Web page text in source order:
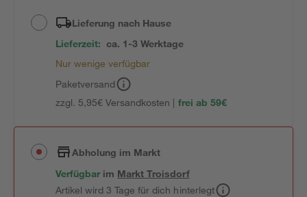
Lieferung nach Hause
Lieferzeit: ca. 1-3 Werktage
Nur wenige verfügbar
Paketversand
zzgl. 5,95€ Versandkosten | frei ab 59€
Abholung im Markt
Verfügbar im MarktTroisdorf
Artikel wird 3 Tage für dich hinterlegt